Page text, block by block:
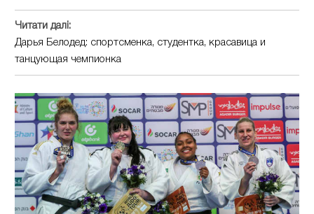
Читати далі:
Дарья Белодед: спортсменка, студентка, красавица и
танцующая чемпионка